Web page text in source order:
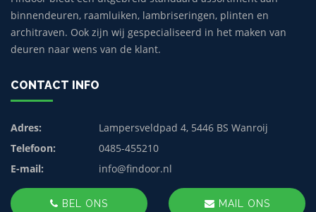
binnendeuren, raamluiken, lambriseringen, plinten en
architraven. Ook zijn wij gespecialiseerd in het maken van
deuren naar wens van de klant.
CONTACT INFO
Adres:
Lampersveldpad 4, 5446 BS Wanroij
Telefoon:
0485-455210
E-mail:
info@findoor.nl
BEL ONS MAIL ONS